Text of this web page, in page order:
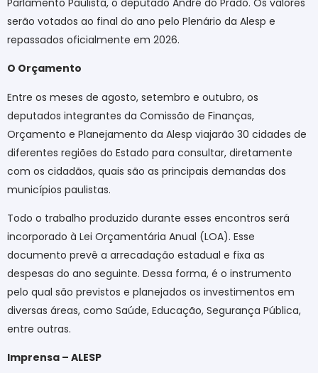
serão votados ao final do ano pelo Plenário da Alesp e
repassados oficialmente em 2026.
O Orçamento
Entre os meses de agosto, setembro e outubro, os
deputados integrantes da Comissão de Finanças,
Orçamento e Planejamento da Alesp viajarão 30 cidades de
diferentes regiões do Estado para consultar, diretamente
com os cidadãos, quais são as principais demandas dos
municípios paulistas.
Todo o trabalho produzido durante esses encontros será
incorporado à Lei Orçamentária Anual (LOA). Esse
documento prevê a arrecadação estadual e fixa as
despesas do ano seguinte. Dessa forma, é o instrumento
pelo qual são previstos e planejados os investimentos em
diversas áreas, como Saúde, Educação, Segurança Pública,
entre outras.
Imprensa – ALESP